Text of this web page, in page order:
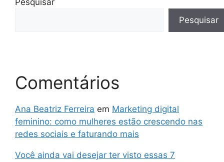
Pesquisar
Comentários
Ana Beatriz Ferreira em Marketing digital
feminino: como mulheres estão crescendo nas
redes sociais e faturando mais
Você ainda vai desejar ter visto essas 7